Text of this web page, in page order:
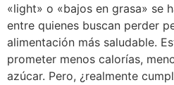
«light» o «bajos en grasa» se
entre quienes buscan perder
alimentación más saludable.
prometer menos calorías,
azúcar. Pero, ¿realmente